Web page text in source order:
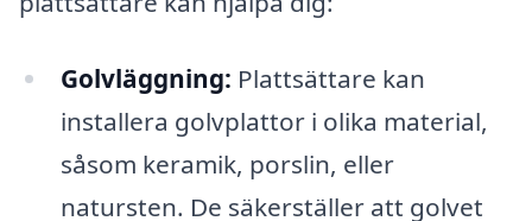
Golvläggning: Plattsättare kan
installera golvplattor i olika material,
såsom keramik, porslin, eller
natursten. De säkerställer att golvet